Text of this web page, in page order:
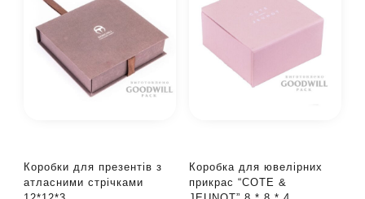
Коробки для презентів з
атласними стрічками
Коробка для ювелірних
прикрас “COTE &